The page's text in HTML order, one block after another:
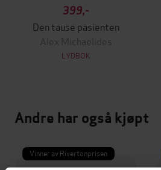
399,-
Den tause pasienten
Alex Michaelides
LYDBOK
Andre har også kjøpt
Vinner av Rivertonprisen